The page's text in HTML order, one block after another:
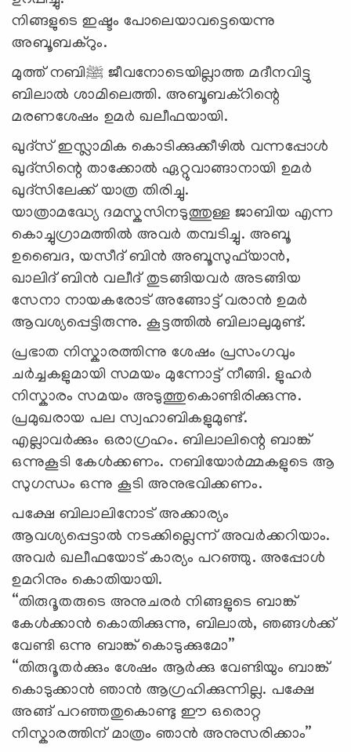
നിങ്ങളുടെ ഇഷ്ടം പോലെയാവട്ടെയെന്നു
അബൂബക്റും.
മുത്ത് നബിﷺ ജീവനോടെയില്ലാത്ത മദീനവിട്ടു
ബിലാൽ ശാമിലെത്തി. അബൂബക്റിന്റെ
മരണശേഷം ഉമർ ഖലീഫയായി.
ഖുദ്സ് ഇസ്ലാമിക കൊടിക്കുക്കീഴിൽ വന്നപ്പോൾ
ഖുദ്സിന്റെ താക്കോൽ ഏറ്റുവാങ്ങാനായി ഉമർ
ഖുദ്സിലേക്ക് യാത്ര തിരിച്ചു.
യാത്രാമദ്ധ്യേ ദമസ്കസിനടുത്തുള്ള ജാബിയ എന്ന
കൊച്ചുഗ്രാമത്തിൽ അവർ തമ്പടിച്ചു. അബൂ
ഉബൈദ, യസീദ് ബിൻ അബൂസുഫ്‍യാൻ,
ഖാലിദ് ബിൻ വലീദ് തുടങ്ങിയവർ അടങ്ങിയ
സേനാ നായകരോട് അങ്ങോട്ട് വരാന്‍ ഉമർ
ആവശ്യപ്പെട്ടിരുന്നു. കൂട്ടത്തിൽ ബിലാലുമുണ്ട്.
പ്രഭാത നിസ്കാരത്തിന്നു ശേഷം പ്രസംഗവും
ചർച്ചകളുമായി സമയം മുന്നോട്ട് നീങ്ങി. ളുഹർ
നിസ്കാരം സമയം അടുത്തുകൊണ്ടിരിക്കുന്നു.
പ്രമുഖരായ പല സ്വഹാബികളുമുണ്ട്.
എല്ലാവർക്കും ഒരാഗ്രഹം. ബിലാലിന്റെ ബാങ്ക്
ഒന്നുകൂടി കേൾക്കണം. നബിയോർമ്മകളുടെ ആ
സുഗന്ധം ഒന്നു കൂടി അനുഭവിക്കണം.
പക്ഷേ ബിലാലിനോട് അക്കാര്യം
ആവശ്യപ്പെട്ടാൽ നടക്കില്ലെന്ന് അവർക്കറിയാം.
അവർ ഖലീഫയോട് കാര്യം പറഞ്ഞു. അപ്പോൾ
ഉമറിനും കൊതിയായി.
“തിരുദൂതരുടെ അനുചരർ നിങ്ങളുടെ ബാങ്ക്
കേൾക്കാൻ കൊതിക്കുന്നു, ബിലാൽ, ഞങ്ങൾക്ക്
വേണ്ടി ഒന്നു ബാങ്ക് കൊടുക്കുമോ”
“തിരുദൂതർക്കും ശേഷം ആർക്കു വേണ്ടിയും ബാങ്ക്
കൊടുക്കാന്‍ ഞാന്‍ ആഗ്രഹിക്കുന്നില്ല. പക്ഷേ
അങ്ങ് പറഞ്ഞതുകൊണ്ടു ഈ ഒരൊറ്റ
നിസ്കാരത്തിന് മാത്രം ഞാൻ അനുസരിക്കാം”